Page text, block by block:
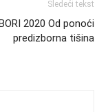
Sledeći tekst
2020 Od ponoći
predizborna tišina